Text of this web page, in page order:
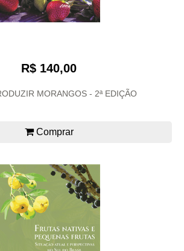
R$ 140,00
MORANGOS - 2ª EDIÇÃO
Comprar